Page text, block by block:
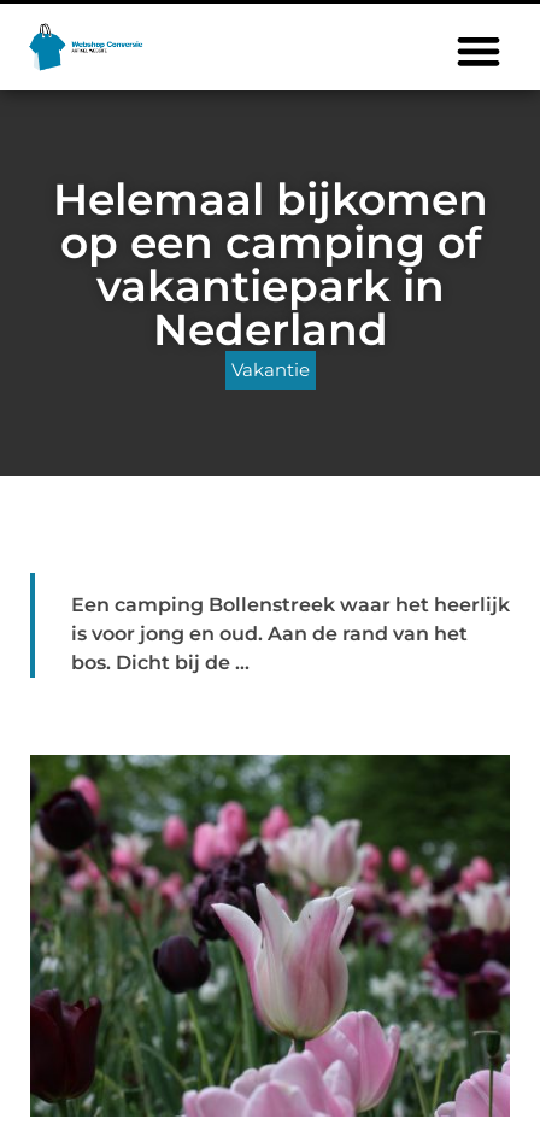
Helemaal bijkomen
op een camping of
vakantiepark in
Nederland
Vakantie
Een camping Bollenstreek waar het heerlijk
is voor jong en oud. Aan de rand van het
bos. Dicht bij de ...